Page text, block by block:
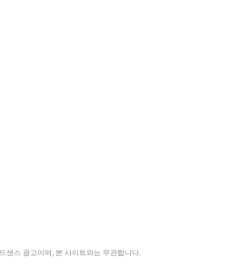
센스 광고이며, 본 사이트와는 무관합니다.